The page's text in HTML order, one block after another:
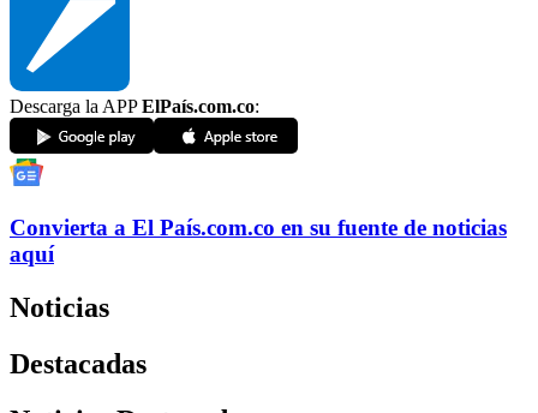
Descarga la APPElPaís.com.co:
Convierta a El País.com.co en su fuente de noticias
aquí
Noticias
Destacadas